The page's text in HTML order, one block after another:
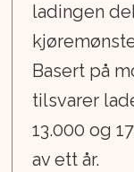
ladingen
Basert på
tilsvarer
13.000 og
av ett år.